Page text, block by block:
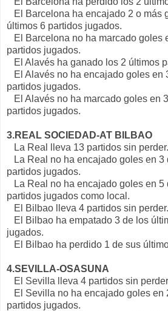
El Barcelona ha encajado 2 o más
últimos 6 partidos jugados.
El Barcelona no ha marcado goles
partidos jugados.
El Alavés ha ganado los 2 últimos
El Alavés no ha encajado goles en
partidos jugados.
El Alavés no ha marcado goles en
partidos jugados.
3.REAL SOCIEDAD-AT BILBAO
La Real lleva 13 partidos sin perder.
La Real no ha encajado goles en 3
partidos jugados.
La Real no ha encajado goles en 5
partidos jugados como local.
El Bilbao lleva 4 partidos sin perder.
El Bilbao ha empatado 3 de los
jugados.
El Bilbao ha perdido 1 de sus
4.SEVILLA-OSASUNA
El Sevilla lleva 4 partidos sin
El Sevilla no ha encajado goles en
partidos jugados.